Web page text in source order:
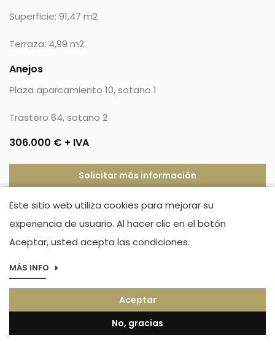
Superficie: 91,47 m2
Terraza: 4,99 m2
Anejos
Plaza aparcamiento 10, sotano 1
Trastero 64, sotano 2
306.000 € + IVA
Solicitar más información
2026 Alibuilding. Todos los derechos reservados
Aviso legal
Política de privacidad
Este sitio web utiliza cookies para mejorar su
experiencia de usuario. Al hacer clic en el botón
Aceptar, usted acepta las condiciones.
MÁS INFO
Aceptar
No, gracias